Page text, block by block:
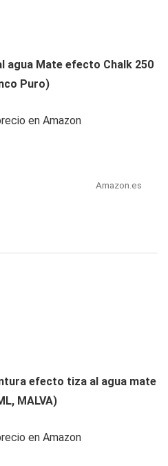
agua Mate efecto Chalk 250
Puro)
en Amazon
Amazon.es
efecto tiza al agua mate
MALVA)
en Amazon